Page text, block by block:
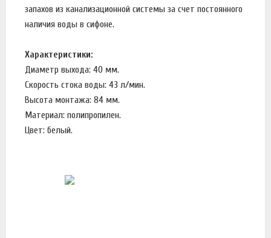
запахов из канализационной системы за счет постоянного
наличия воды в сифоне.
Характеристики:
Диаметр выхода: 40 мм.
Скорость стока воды: 43 л/мин.
Высота монтажа: 84 мм.
Материал: полипропилен.
Цвет: белый.